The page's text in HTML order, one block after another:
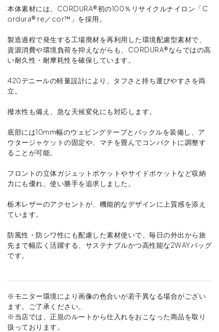
本体素材には、CORDURA®初の100％リサイクルナイロン「C
ordura® re／cor™」を採用。
製造過程で発生する工場廃材を再利用した環境配慮型素材で、
資源消費や環境負荷を抑えながらも、CORDURA®ならではの高
い耐久性・耐摩耗性を確保しています。
420デニールの軽量設計により、タフさと持ち運びやすさを両
立。
撥水性も備え、急な天候変化にも対応します。
底部には10mm幅のウェビングテープとバックルを装備し、ア
ウタージャケットの固定や、マチを畳んでコンパクトに調整す
ることが可能。
フロントの立体ガジェットポケットやサイドポケットなど収納
力にも優れ、使い勝手を追求しました。
栃木レザーのアクセントが、機能的なデザインに上質感を添え
ています。
防風性・防シワ性にも配慮した素材使いで、毎日の外出から旅
先まで幅広く活躍する、サステナブルかつ高性能な2WAYバッグ
です。
※モニター環境により画像の色合いが若干異なる場合がござい
ます。ご了承ください。
※当店では、正規のルートから仕入れをおこなった商品を取り
扱っております。